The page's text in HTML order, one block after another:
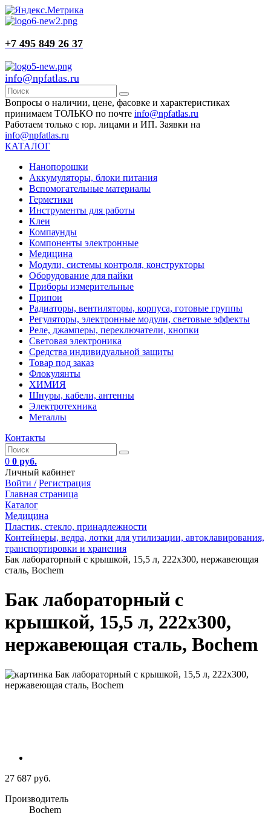
+7 495 849 26 37
info@npfatlas.ru
Вопросы о наличии, цене, фасовке и характеристиках
принимаем ТОЛЬКО по почте info@npfatlas.ru
Работаем только с юр. лицами и ИП. Заявки на
info@npfatlas.ru
КАТАЛОГ
Нанопорошки
Аккумуляторы, блоки питания
Вспомогательные материалы
Герметики
Инструменты для работы
Клеи
Компаунды
Компоненты электронные
Медицина
Модули, системы контроля, конструкторы
Оборудование для пайки
Приборы измерительные
Припои
Радиаторы, вентиляторы, корпуса, готовые группы
Регуляторы, электронные модули, световые эффекты
Реле, джамперы, переключатели, кнопки
Световая электроника
Средства индивидуальной защиты
Товар под заказ
Флокулянты
ХИМИЯ
Шнуры, кабели, антенны
Электротехника
Металлы
Контакты
0 0 руб.
Личный кабинет
Войти / Регистрация
Главная страница
Каталог
Медицина
Пластик, стекло, принадлежности
Контейнеры, ведра, лотки для утилизации, автоклавирования,
транспортировки и хранения
Бак лабораторный с крышкой, 15,5 л, 222х300, нержавеющая
сталь, Bochem
Бак лабораторный с
крышкой, 15,5 л, 222х300,
нержавеющая сталь, Bochem
27 687 руб.
Производитель
Bochem